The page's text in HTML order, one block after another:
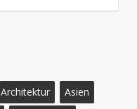
Architektur
Asien